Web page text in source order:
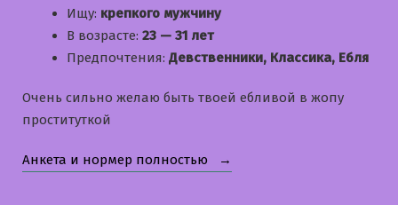
Ищу: крепкого мужчину
В возрасте: 23 — 31 лет
Предпочтения: Девственники, Классика, Ебля
Очень сильно желаю быть твоей ебливой в жопу
проституткой
Анкета и нормер полностью «Илона»